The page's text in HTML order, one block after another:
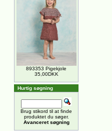
893353 Pigekjole
35,00DKK
Hurtig søgning
Brug stikord til at finde
produktet du søger.
Avanceret søgning